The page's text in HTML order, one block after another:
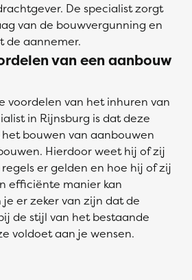
De specialist zorgt
van de bouwvergunning en
de aannemer.
van een aanbouw
voordelen van het inhuren van
in Rijnsburg is dat deze
bouwen van aanbouwen
Hierdoor weet hij of zij
er gelden en hoe hij of zij
efficiënte manier kan
je er zeker van zijn dat de
de stijl van het bestaande
voldoet aan je wensen.